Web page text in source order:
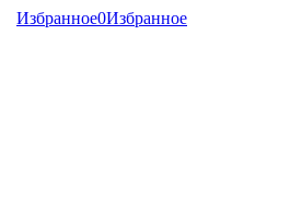
Избранное0Избранное